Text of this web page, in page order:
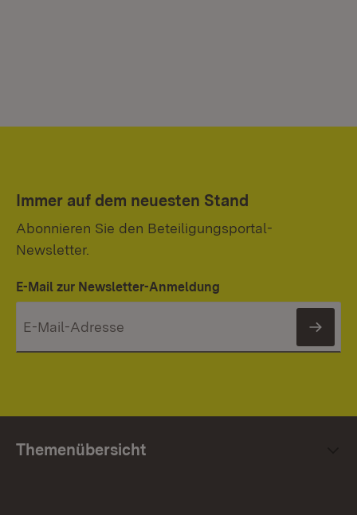
Immer auf dem neuesten Stand
Abonnieren Sie den Beteiligungsportal-
Newsletter.
E-Mail zur Newsletter-Anmeldung
Themenübersicht